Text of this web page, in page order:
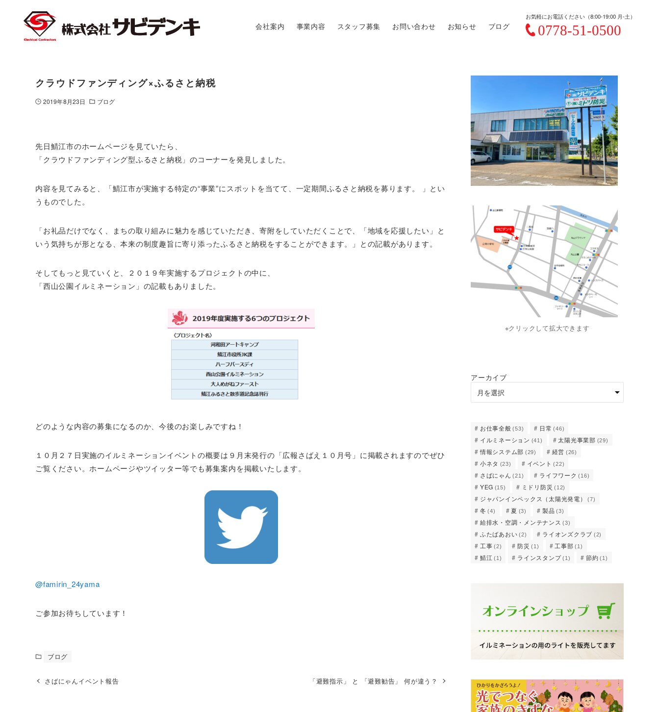
会社案内 事業内容 スタッフ募集 お問い合わせ お知らせ ブログ
お気軽にお電話ください（8:00-19:00 月-土）
クラウドファンディング×ふるさと納税
2019年8月23日 ブログ
先日鯖江市のホームページを見ていたら、
「クラウドファンディング型ふるさと納税」のコーナーを発見しました。
内容を見てみると、「鯖江市が実施する特定の“事業”にスポットを当てて、一定期間ふるさと納税を募ります。 」とい
うものでした。
「お礼品だけでなく、まちの取り組みに魅力を感じていただき、寄附をしていただくことで、「地域を応援したい」と
いう気持ちが形となる、本来の制度趣旨に寄り添ったふるさと納税をすることができます。」との記載があります。
そしてもっと見ていくと、２０１９年実施するプロジェクトの中に、
「西山公園イルミネーション」の記載もありました。
どのような内容の募集になるのか、今後のお楽しみですね！
１０月２７日実施のイルミネーションイベントの概要は９月末発行の「広報さばえ１０月号」に掲載されますのでぜひ
ご覧ください。ホームページやツイッター等でも募集案内を掲載いたします。
@famirin_24yama
ご参加お待ちしています！
ブログ
さばにゃんイベント報告 「避難指示」 と 「避難勧告」 何が違う？
※クリックして拡大できます
アーカイブ
お仕事全般 (53) 日常 (46)
イルミネーション (41) 太陽光事業部 (29)
情報システム部 (29) 経営 (26)
小ネタ (23) イベント (22)
さばにゃん (21) ライフワーク (16)
YEG (15) ミドリ防災 (12)
ジャパンインペックス（太陽光発電） (7)
冬 (4) 夏 (3) 製品 (3)
給排水・空調・メンテナンス (3)
ふたばあおい (2) ライオンズクラブ (2)
工事 (2) 防災 (1) 工事部 (1)
鯖江 (1) ラインスタンプ (1) 節約 (1)